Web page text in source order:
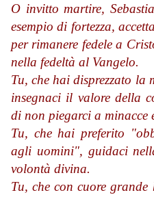
O invitto martire,
esempio di fortezza,
per rimanere fedele a
nella fedeltà al Vangelo.
Tu, che hai disprezzato la
insegnaci il valore della
di non piegarci a minacce
Tu, che hai preferito
agli uomini", guidaci
volontà divina.
Tu, che con cuore